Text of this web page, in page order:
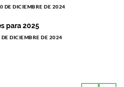
DE DICIEMBRE DE 2024
para 2025
DE DICIEMBRE DE 2024